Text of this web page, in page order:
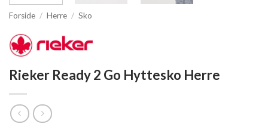
Forside / Herre / Sko
Rieker Ready 2 Go Hyttesko Herre